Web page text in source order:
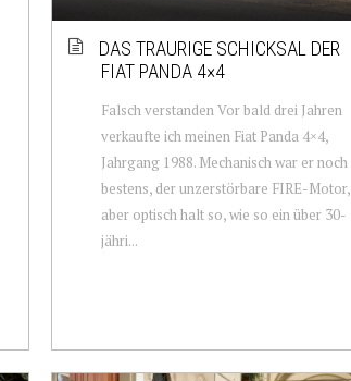
DAS TRAURIGE SCHICKSAL DER
FIAT PANDA 4×4
Falsch verstanden Vor bald drei Jahren
verkaufte ich meinen Fiat Panda 4×4,
Jahrgang 1988. Mechanisch war er noch
bestens, der unzerstörbare FIRE-Motor,
aber optisch halt so, wie so ein über 30-
jähri...